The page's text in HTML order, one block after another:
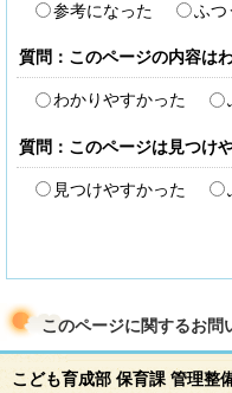
参考になった ふつ
質問：このページの内容は
わかりやすかった
質問：このページは見つけ
見つけやすかった
このページに関するお問
こども育成部 保育課 管理整